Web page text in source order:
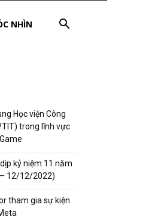
NHÌN
Học viện Công
trong lĩnh vực
kỷ niệm 11 năm
12/12/2022)
tham gia sự kiện